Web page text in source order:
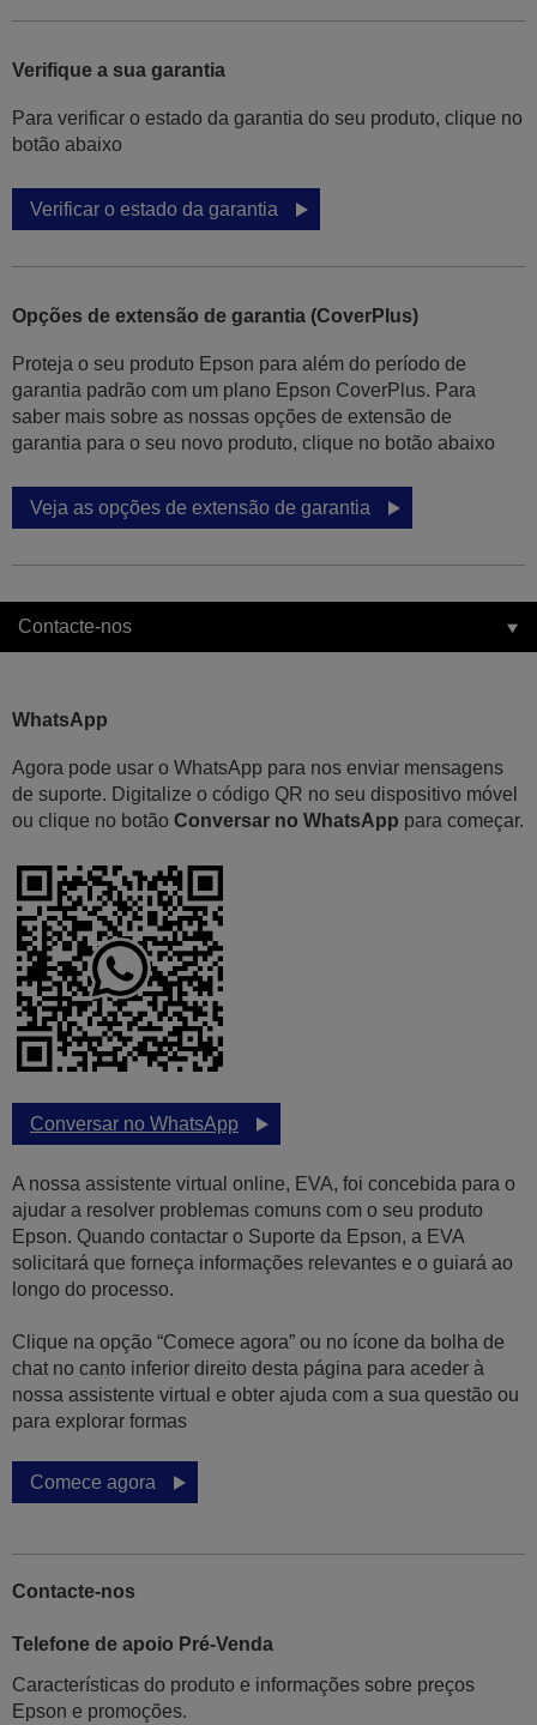
Verifique a sua garantia
Para verificar o estado da garantia do seu produto, clique no
botão abaixo
Verificar o estado da garantia
Opções de extensão de garantia (CoverPlus)
Proteja o seu produto Epson para além do período de
garantia padrão com um plano Epson CoverPlus. Para
saber mais sobre as nossas opções de extensão de
garantia para o seu novo produto, clique no botão abaixo
Veja as opções de extensão de garantia
Contacte-nos
WhatsApp
Agora pode usar o WhatsApp para nos enviar mensagens
de suporte. Digitalize o código QR no seu dispositivo móvel
ou clique no botão Conversar no WhatsApp para começar.
Conversar no WhatsApp
A nossa assistente virtual online, EVA, foi concebida para o
ajudar a resolver problemas comuns com o seu produto
Epson. Quando contactar o Suporte da Epson, a EVA
solicitará que forneça informações relevantes e o guiará ao
longo do processo.
Clique na opção “Comece agora” ou no ícone da bolha de
chat no canto inferior direito desta página para aceder à
nossa assistente virtual e obter ajuda com a sua questão ou
para explorar formas
Comece agora
Contacte-nos
Telefone de apoio Pré-Venda
Características do produto e informações sobre preços
Epson e promoções.